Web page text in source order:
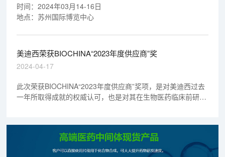
时间：2024年03月14-16日
地点：苏州国际博览中心
美迪西荣获BIOCHINA“2023年度供应商”奖
2024-04-17
此次荣获BIOCHINA“2023年度供应商”奖项，是对美迪西过去
一年所取得成就的权威认可，也是对其在生物医药临床前研发
生物医药产业的繁荣发展贡献更多的力量。